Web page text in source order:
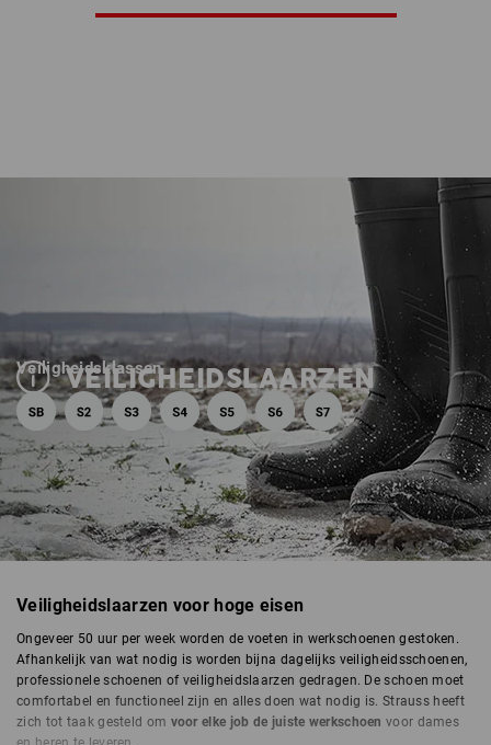
VEILIGHEIDSLAARZEN
Veiligheidsklassen
Veiligheidslaarzen voor hoge eisen
Ongeveer 50 uur per week worden de voeten in werkschoenen gestoken.
Afhankelijk van wat nodig is worden bijna dagelijks veiligheidsschoenen,
professionele schoenen of veiligheidslaarzen gedragen. De schoen moet
comfortabel en functioneel zijn en alles doen wat nodig is. Strauss heeft
zich tot taak gesteld om voor elke job de juiste werkschoen voor dames